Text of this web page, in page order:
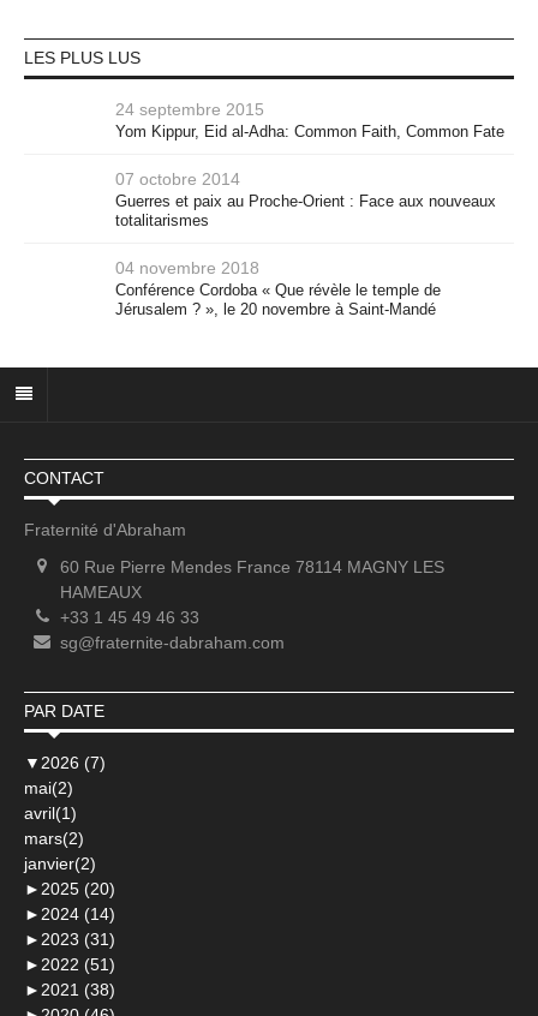
LES PLUS LUS
24 septembre 2015
Yom Kippur, Eid al-Adha: Common Faith, Common Fate
07 octobre 2014
Guerres et paix au Proche-Orient : Face aux nouveaux
totalitarismes
04 novembre 2018
Conférence Cordoba « Que révèle le temple de
Jérusalem ? », le 20 novembre à Saint-Mandé
CONTACT
Fraternité d'Abraham
60 Rue Pierre Mendes France 78114 MAGNY LES
HAMEAUX
+33 1 45 49 46 33
sg@fraternite-dabraham.com
PAR DATE
▼ 2026 (7)
mai(2)
avril(1)
mars(2)
janvier(2)
► 2025 (20)
► 2024 (14)
► 2023 (31)
► 2022 (51)
► 2021 (38)